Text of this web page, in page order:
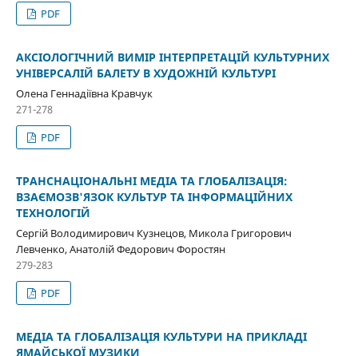
PDF
АКСІОЛОГІЧНИЙ ВИМІР ІНТЕРПРЕТАЦІЙ КУЛЬТУРНИХ
УНІВЕРСАЛІЙ БАЛЕТУ В ХУДОЖНІЙ КУЛЬТУРІ
Олена Геннадіївна Кравчук
271-278
PDF
ТРАНСНАЦІОНАЛЬНІ МЕДІА ТА ГЛОБАЛІЗАЦІЯ:
ВЗАЄМОЗВ'ЯЗОК КУЛЬТУР ТА ІНФОРМАЦІЙНИХ
ТЕХНОЛОГІЙ
Сергій Володимирович Кузнецов, Микола Григорович
Левченко, Анатолій Федорович Форостян
279-283
PDF
МЕДІА ТА ГЛОБАЛІЗАЦІЯ КУЛЬТУРИ НА ПРИКЛАДІ
ЯМАЙСЬКОЇ МУЗИКИ